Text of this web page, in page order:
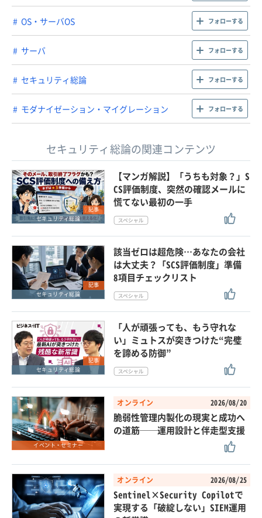
OS・サーバOS フォローする
サーバ フォローする
セキュリティ総論 フォローする
モダナイゼーション・マイグレーション フォローする
セキュリティ総論の関連コンテンツ
記事
セキュリティ総論
【マンガ解説】「うちも対象？」S
CS評価制度、突然の確認メールに
慌てない最初の一手
記事
セキュリティ総論
該当ゼロは超危険…あなたの会社
は大丈夫？「SCS評価制度」準備
8項目チェックリスト
記事
セキュリティ総論
「人が頑張っても、もう守れな
い」ミュトスが突きつけた“完璧
を諦める防御”
イベント・セミナー
オンライン 2026/08/20
脆弱性管理内製化の現実と成功へ
の道筋──運用設計と伴走型支援
オンライン 2026/08/25
Sentinel×Security Copilotで
実現する「破綻しない」SIEM運用